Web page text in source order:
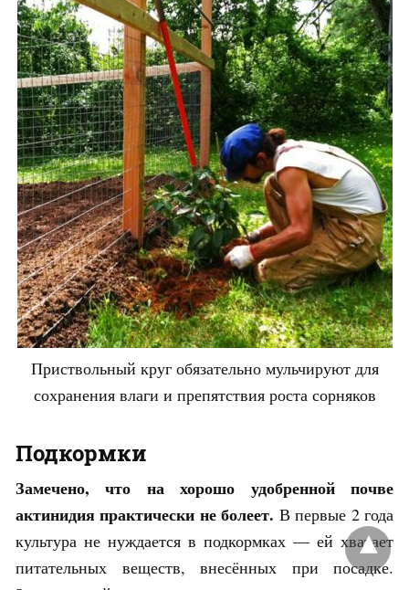
Приствольный круг обязательно мульчируют для
сохранения влаги и препятствия роста сорняков
Подкормки
Замечено, что на хорошо удобренной почве
актинидия практически не болеет. В первые 2 года
культура не нуждается в подкормках — ей хватает
питательных веществ, внесённых при посадке.